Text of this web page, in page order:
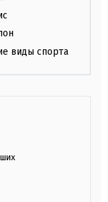
виды спорта